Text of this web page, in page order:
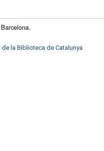
la Biblioteca de Catalunya